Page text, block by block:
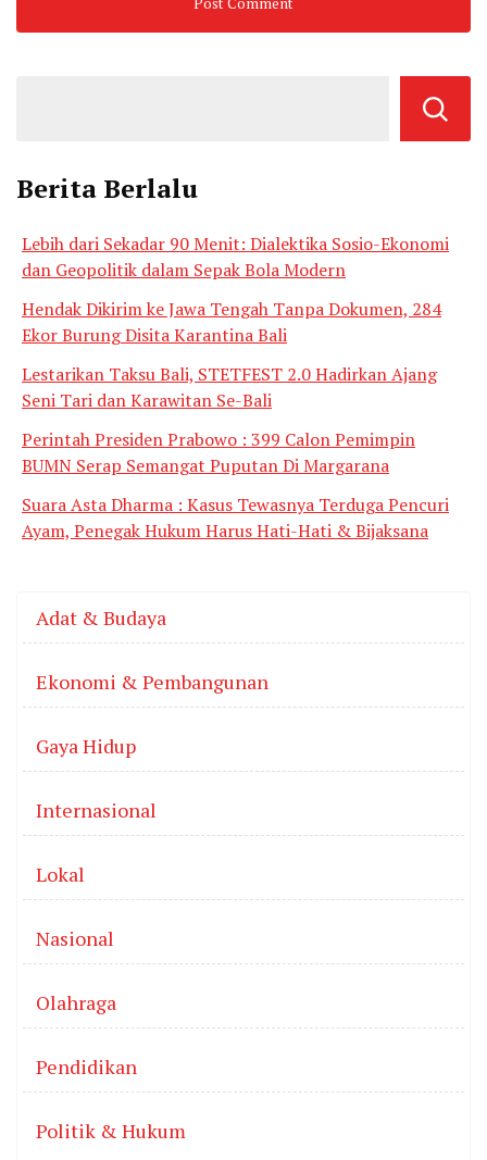
Berita Berlalu
Lebih dari Sekadar 90 Menit: Dialektika Sosio-Ekonomi
dan Geopolitik dalam Sepak Bola Modern
Hendak Dikirim ke Jawa Tengah Tanpa Dokumen, 284
Ekor Burung Disita Karantina Bali
Lestarikan Taksu Bali, STETFEST 2.0 Hadirkan Ajang
Seni Tari dan Karawitan Se-Bali
Perintah Presiden Prabowo : 399 Calon Pemimpin
BUMN Serap Semangat Puputan Di Margarana
Suara Asta Dharma : Kasus Tewasnya Terduga Pencuri
Ayam, Penegak Hukum Harus Hati-Hati & Bijaksana
Adat & Budaya
Ekonomi & Pembangunan
Gaya Hidup
Internasional
Lokal
Nasional
Olahraga
Pendidikan
Politik & Hukum